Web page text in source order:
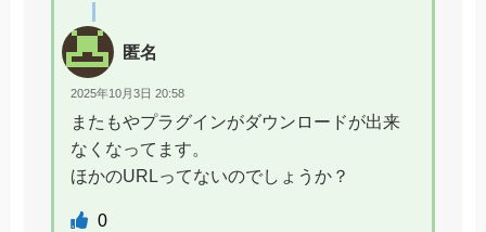
匿名
2025年10月3日 20:58
またもやプラグインがダウンロードが出来
なくなってます。
ほかのURLってないのでしょうか？
0